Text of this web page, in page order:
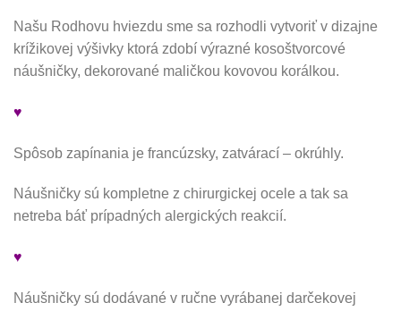
Našu Rodhovu hviezdu sme sa rozhodli vytvoriť v dizajne
krížikovej výšivky ktorá zdobí výrazné kosoštvorcové
náušničky, dekorované maličkou kovovou korálkou.
♥
Spôsob zapínania je francúzsky, zatvárací – okrúhly.
Náušničky sú kompletne z chirurgickej ocele a tak sa
netreba báť prípadných alergických reakcií.
♥
Náušničky sú dodávané v ručne vyrábanej darčekovej